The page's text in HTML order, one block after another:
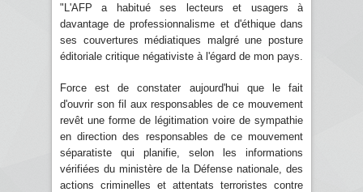
"L'AFP a habitué ses lecteurs et usagers à
davantage de professionnalisme et d'éthique dans
ses couvertures médiatiques malgré une posture
éditoriale critique négativiste à l'égard de mon pays.
Force est de constater aujourd'hui que le fait
d'ouvrir son fil aux responsables de ce mouvement
revêt une forme de légitimation voire de sympathie
en direction des responsables de ce mouvement
séparatiste qui planifie, selon les informations
vérifiées du ministère de la Défense nationale, des
actions criminelles et attentats terroristes contre